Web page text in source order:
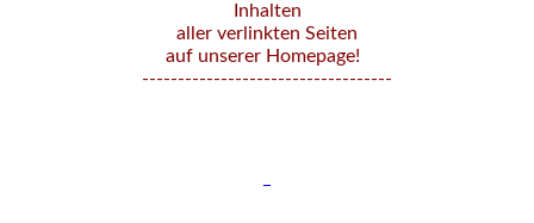
Inhalten
aller verlinkten Seiten
auf unserer Homepage!
-----------------------------------